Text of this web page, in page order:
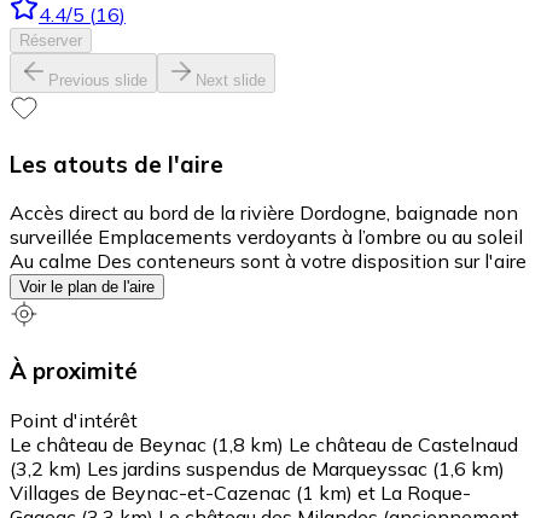
4.4/5 (16)
Réserver
Previous slide Next slide
Les atouts de l'aire
Accès direct au bord de la rivière Dordogne, baignade non
surveillée Emplacements verdoyants à l’ombre ou au soleil
Au calme Des conteneurs sont à votre disposition sur l'aire
Voir le plan de l'aire
À proximité
Point d'intérêt
Le château de Beynac (1,8 km) Le château de Castelnaud
(3,2 km) Les jardins suspendus de Marqueyssac (1,6 km)
Villages de Beynac-et-Cazenac (1 km) et La Roque-